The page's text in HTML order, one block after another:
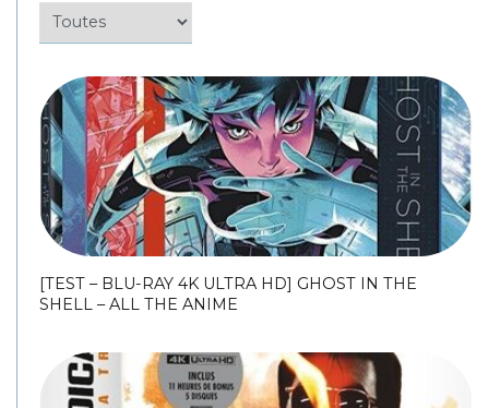
[TEST – BLU-RAY 4K ULTRA HD] GHOST IN THE
SHELL – ALL THE ANIME